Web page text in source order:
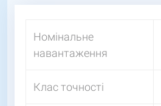
Номінальне
навантаження
Клас точності